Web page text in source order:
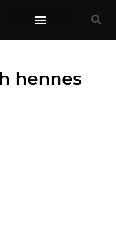
hennes